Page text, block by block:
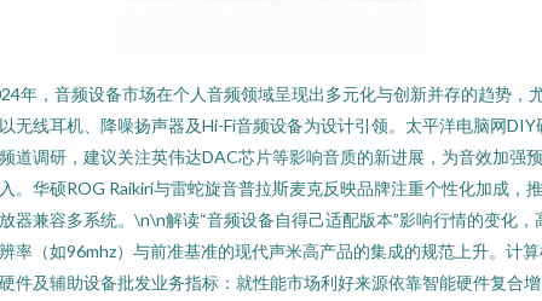
年，音频设备市场在个人音频领域呈现出多元化与创新并存的趋势，
无线耳机、降噪扬声器及Hi-Fi音频设备为设计引领。太平洋电脑网DIY
道调研，建议关注英伟达DAC芯片等影响音质的新进展，为音效加强
。华硕ROG Raikiri与雷蛇旋音普拉斯麦克反映品牌注重个性化加成，
器兼容多系统。\n\n解读“音频设备自得己适配版本”影响行情的变化，
率（如96mhz）与前准基准的现代声米高产品的集成的规范上升。计
件及辅助设备批发业务指标：就性能市场利好来源依靠智能硬件复合增